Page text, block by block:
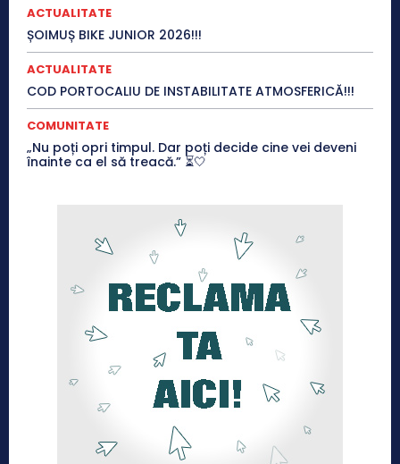
ACTUALITATE
ȘOIMUȘ BIKE JUNIOR 2026!!!
ACTUALITATE
COD PORTOCALIU DE INSTABILITATE ATMOSFERICĂ!!!
COMUNITATE
„Nu poți opri timpul. Dar poți decide cine vei deveni
înainte ca el să treacă.” ⏳🤍